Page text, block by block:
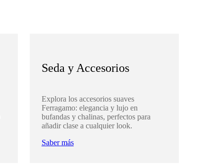
Seda y Accesorios
Explora los accesorios suaves
Ferragamo: elegancia y lujo en
bufandas y chalinas, perfectos para
añadir clase a cualquier look.
Saber más